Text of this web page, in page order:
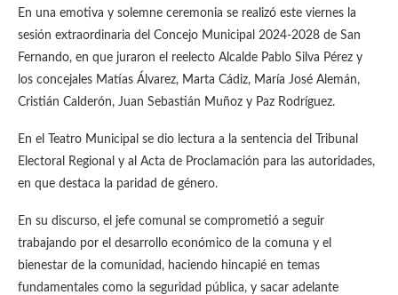
En una emotiva y solemne ceremonia se realizó este viernes la
sesión extraordinaria del Concejo Municipal 2024-2028 de San
Fernando, en que juraron el reelecto Alcalde Pablo Silva Pérez y
los concejales Matías Álvarez, Marta Cádiz, María José Alemán,
Cristián Calderón, Juan Sebastián Muñoz y Paz Rodríguez.
En el Teatro Municipal se dio lectura a la sentencia del Tribunal
Electoral Regional y al Acta de Proclamación para las autoridades,
en que destaca la paridad de género.
En su discurso, el jefe comunal se comprometió a seguir
trabajando por el desarrollo económico de la comuna y el
bienestar de la comunidad, haciendo hincapié en temas
fundamentales como la seguridad pública, y sacar adelante